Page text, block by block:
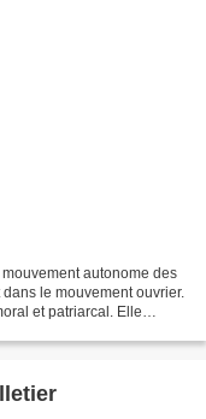
autonome des
le mouvement ouvrier.
et patriarcal. Elle